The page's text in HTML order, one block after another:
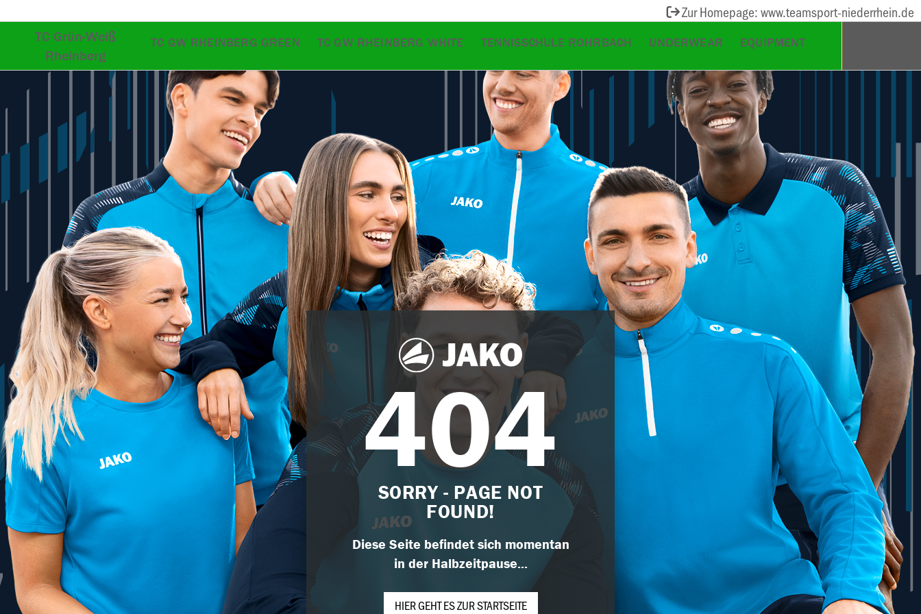
Zur Homepage: www.teamsport-niederrhein.de
TC Grün-Weiß
Rheinberg
TC GW RHEINBERG GREEN TC GW RHEINBERG WHITE TENNISSCHULE ROHRBACH UNDERWEAR EQUIPMENT
404
SORRY - PAGE NOT
FOUND!
Diese Seite befindet sich momentan
in der Halbzeitpause...
HIER GEHT ES ZUR STARTSEITE